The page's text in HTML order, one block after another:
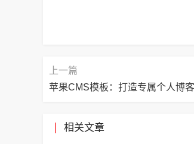
上一篇
苹果CMS模板：打造专属个人博
相关文章